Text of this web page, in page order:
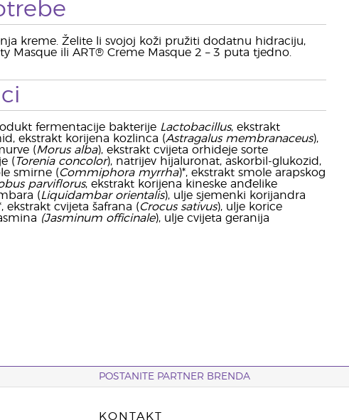
kreme. Želite li svojoj koži pružiti dodatnu hidraciju,
ili ART® Creme Masque 2 – 3 puta tjedno.
fermentacije bakterije Lactobacillus, ekstrakt
ekstrakt korijena kozlinca (Astragalus membranaceus),
(Morus alba), ekstrakt cvijeta orhideje sorte
(Torenia concolor), natrijev hijaluronat, askorbil-glukozid,
smirne (Commiphora myrrha)*, ekstrakt smole arapskog
parviflorus, ekstrakt korijena kineske anđelike
(Liquidambar orientalis), ulje sjemenki korijandra
ekstrakt cvijeta šafrana (Crocus sativus), ulje korice
(Jasminum officinale), ulje cvijeta geranija
POSTANITE PARTNER BRENDA
KONTAKT